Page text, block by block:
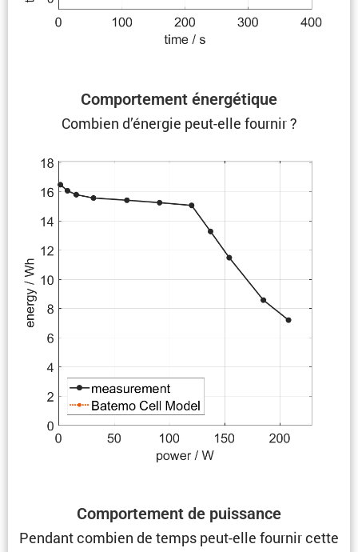
Compor­te­ment énergétique
Combien d’énergie peut-elle fournir ?
Compor­te­ment de puissance
Pendant combien de temps peut-elle fournir cette